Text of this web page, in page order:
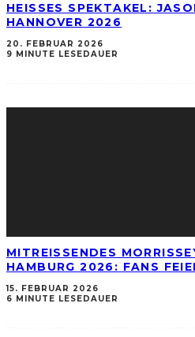
HEISSES SPEKTAKEL:
HANNOVER 2026
20. FEBRUAR 2026
9 MINUTE LESEDAUER
MITREISSENDES
AMBURG 2026: FANS
15. FEBRUAR 2026
6 MINUTE LESEDAUER